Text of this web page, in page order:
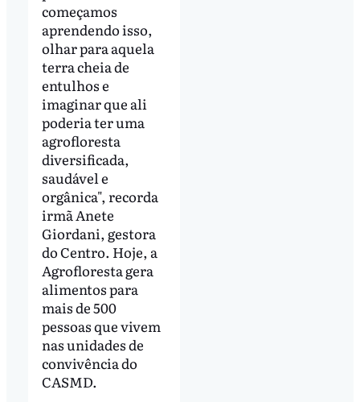
começamos
aprendendo isso,
olhar para aquela
terra cheia de
entulhos e
imaginar que ali
poderia ter uma
agrofloresta
diversificada,
saudável e
orgânica", recorda
irmã Anete
Giordani, gestora
do Centro. Hoje, a
Agrofloresta gera
alimentos para
mais de 500
pessoas que vivem
nas unidades de
convivência do
CASMD.